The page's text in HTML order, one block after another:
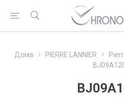
Дома PIERRE LANNIER